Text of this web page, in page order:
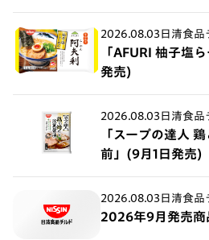
2026.08.03 日清食品
「AFURI 柚子塩
発売)
2026.08.03 日清食品
「スープの達人
前」(9月1日発売)
2026.08.03 日清食品
2026年9月発売商